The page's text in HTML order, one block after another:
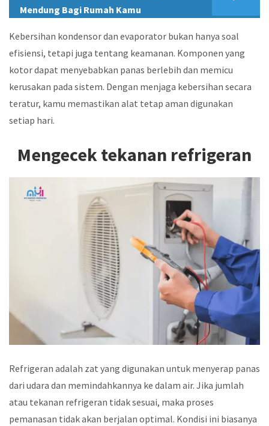
Mendung Bagi Rumah Kamu
Kebersihan kondensor dan evaporator bukan hanya soal
efisiensi, tetapi juga tentang keamanan. Komponen yang
kotor dapat menyebabkan panas berlebih dan memicu
kerusakan pada sistem. Dengan menjaga kebersihan secara
teratur, kamu memastikan alat tetap aman digunakan
setiap hari.
Mengecek tekanan refrigeran
Refrigeran adalah zat yang digunakan untuk menyerap panas
dari udara dan memindahkannya ke dalam air. Jika jumlah
atau tekanan refrigeran tidak sesuai, maka proses
pemanasan tidak akan berjalan optimal. Kondisi ini biasanya